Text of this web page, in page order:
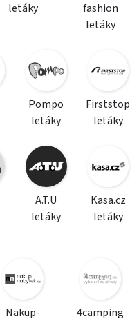
letáky
fashion
letáky
Pompo
letáky
Firststop
letáky
A.T.U
letáky
Kasa.cz
letáky
Nakup-
4camping